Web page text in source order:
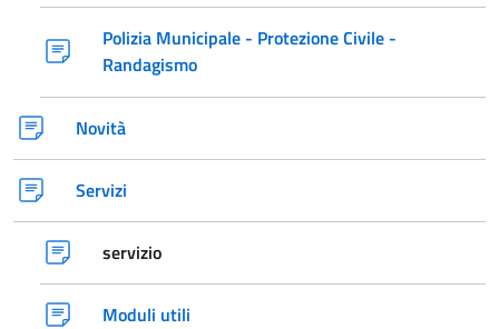
Polizia Municipale - Protezione Civile -
Randagismo
Novità
Servizi
servizio
Moduli utili